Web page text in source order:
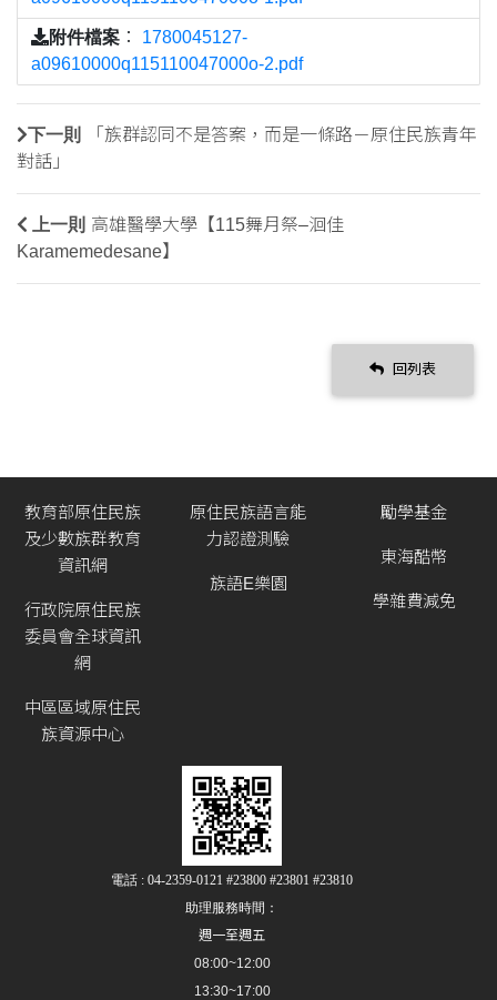
附件檔案 ： 1780045127-
a09610000q115110047000o-2.pdf
下一則
「族群認同不是答案，而是一條路－原住民族青年
對話」
上一則 高雄醫學大學【115舞月祭–洄佳
Karamemedesane】
回列表
教育部原住民族
及少數族群教育
資訊網
行政院原住民族
委員會全球資訊
網
中區區域原住民
族資源中心
原住民族語言能
力認證測驗
族語E樂園
勵學基金
東海酷幣
學雜費減免
電話 : 04-2359-0121 #23800 #23801 #23810
助理服務時間：
週一至週五
08:00~12:00
13:30~17:00